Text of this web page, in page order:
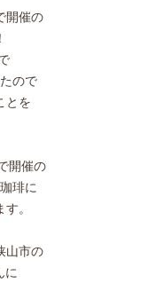
開催の
ので
とを
開催の
琲に
。
山市の
に